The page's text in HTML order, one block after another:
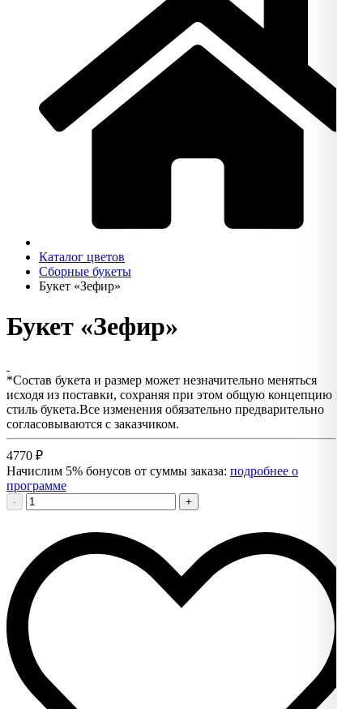
Каталог цветов
Сборные букеты
Букет «Зефир»
Букет «Зефир»
*Состав букета и размер может незначительно меняться
исходя из поставки, сохраняя при этом общую концепцию и
стиль букета.Все изменения обязательно предварительно
согласовываются с заказчиком.
4770 ₽
Начислим 5% бонусов от суммы заказа: подробнее о
программе
- +